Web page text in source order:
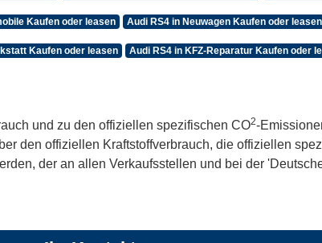
Kaufen oder leasen Audi RS4 in Neuwagen Kaufen oder leasen
Kaufen oder leasen Audi RS4 in KFZ-Reparatur Kaufen oder
und zu den offiziellen spezifischen CO2-
den offiziellen Kraftstoffverbrauch, die offiziellen
der an allen Verkaufsstellen und bei der